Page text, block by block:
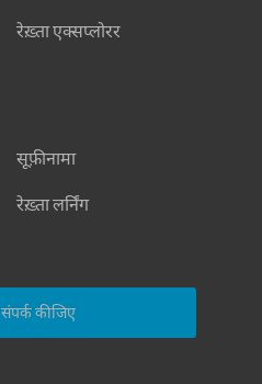
रेख़्ता एक्सप्लोरर
सूफ़ीनामा
रेख़्ता लर्निंग
संपर्क कीजिए